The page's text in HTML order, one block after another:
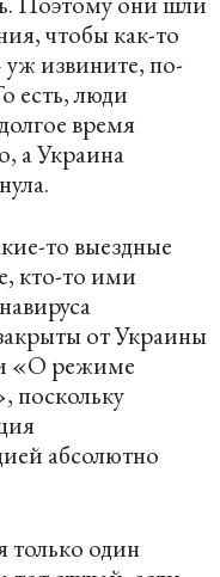
чтобы как-то
извините, по-
есть, люди
время
а Украина
то выездные
кто-то ими
от Украины
«О режиме
поскольку
абсолютно
только один